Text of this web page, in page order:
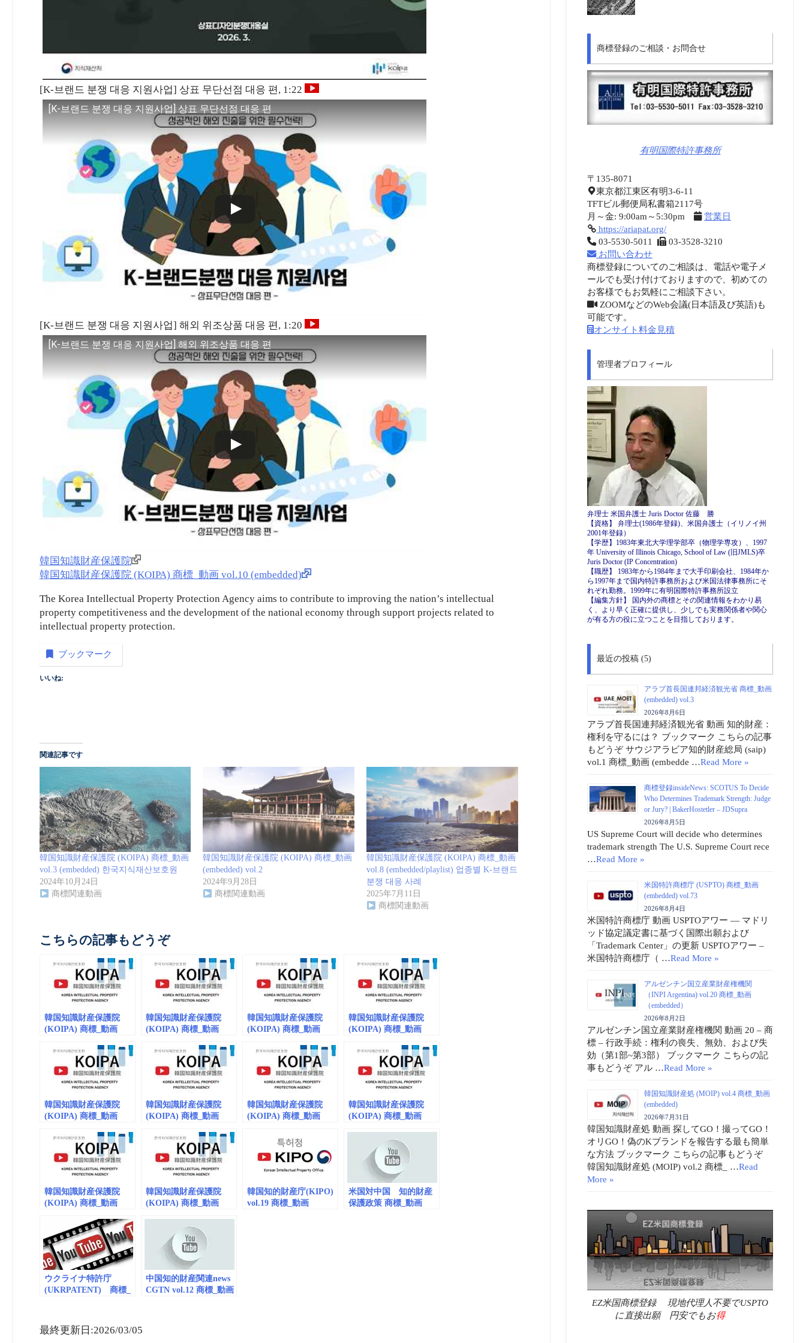
[K-브랜드 분쟁 대응 지원사업] 상표 무단선점 대응 편, 1:22
[K-브랜드 분쟁 대응 지원사업] 상표 무단선점 대응 편
[K-브랜드 분쟁 대응 지원사업] 해외 위조상품 대응 편, 1:20
[K-브랜드 분쟁 대응 지원사업] 해외 위조상품 대응 편
韓国知識財産保護院
韓国知識財産保護院 (KOIPA) 商標_動画 vol.10 (embedded)
The Korea Intellectual Property Protection Agency aims to contribute to improving the nation’s intellectual
property competitiveness and the development of the national economy through support projects related to
intellectual property protection.
ブックマーク
いいね:
関連記事です
韓国知識財産保護院 (KOIPA) 商標_動画
vol.3 (embedded) 한국지식재산보호원
2024年10月24日
商標関連動画
韓国知識財産保護院 (KOIPA) 商標_動画
(embedded) vol.2
2024年9月28日
商標関連動画
韓国知識財産保護院 (KOIPA) 商標_動画
vol.8 (embedded/playlist) 업종별 K-브랜드
분쟁 대응 사례
2025年7月11日
商標関連動画
こちらの記事もどうぞ
韓国知識財産保護院
(KOIPA) 商標_動画
지식재산보호원
韓国知識財産保護院
(KOIPA) 商標_動画
韓国知識財産保護院
(KOIPA) 商標_動画
韓国知識財産保護院
(KOIPA) 商標_動画
(embedded/playlist) K-
브랜드 보호 민·관 협의
회 공동 릴레이 캠페인
韓国知識財産保護院
(KOIPA) 商標_動画
식재산 보호 SONG!
韓国知識財産保護院
(KOIPA) 商標_動画
(embedded/playlist) 업
종별 K-브랜드 분쟁 대
응 사례
韓国知識財産保護院
(KOIPA) 商標_動画
지식재산보호원
韓国知識財産保護院
(KOIPA) 商標_動画
지식재산보호원
韓国知識財産保護院
(KOIPA) 商標_動画
지식재산보호원
韓国知識財産保護院
(KOIPA) 商標_動画
식재산보호원
韓国知的財産庁(KIPO)
vol.19 商標_動画
米国対中国 知的財産
保護政策 商標_動画
ウクライナ特許庁
(UKRPATENT) 商標_
中国知的財産関連news
CGTN vol.12 商標_動画
最終更新日:2026/03/05
商標登録のご相談・お問合せ
有明国際特許事務所
〒135-8071
東京都江東区有明3-6-11
TFTビル郵便局私書箱2117号
月～金: 9:00am～5:30pm
営業日
https://ariapat.org/
03-5530-5011
03-3528-3210
お問い合わせ
商標登録についてのご相談は、電話や電子メ
ールでも受け付けておりますので、初めての
お客様でもお気軽にご相談下さい。
ZOOMなどのWeb会議(日本語及び英語)も
可能です。
オンサイト料金見積
管理者プロフィール
弁理士 米国弁護士 Juris Doctor 佐藤 勝
【資格】 弁理士(1986年登録)、米国弁護士（イリノイ州
2001年登録）
【学歴】1983年東北大学理学部卒（物理学専攻）、1997
年 University of Illinois Chicago, School of Law (旧JMLS)卒
Juris Doctor (IP Concentration)
【職歴】 1983年から1984年まで大手印刷会社、1984年か
ら1997年まで国内特許事務所および米国法律事務所にそ
れぞれ勤務。1999年に有明国際特許事務所設立
【編集方針】 国内外の商標とその関連情報をわかり易
く、より早く正確に提供し、少しでも実務関係者や関心
が有る方の役に立つことを目指しております。
最近の投稿 (5)
アラブ首長国連邦経済観光省 商標_動画
(embedded) vol.3
2026年8月6日
アラブ首長国連邦経済観光省 動画 知的財産：
権利を守るには？ ブックマーク こちらの記事
もどうぞ サウジアラビア知的財産総局 (saip)
vol.1 商標_動画 (embedde …Read More »
商標登録insideNews: SCOTUS To Decide
Who Determines Trademark Strength: Judge
or Jury? | BakerHostetler – JDSupra
2026年8月5日
US Supreme Court will decide who determines
trademark strength The U.S. Supreme Court rece
…Read More »
米国特許商標庁 (USPTO) 商標_動画
(embedded) vol.73
2026年8月4日
米国特許商標庁 動画 USPTOアワー ― マドリ
ッド協定議定書に基づく国際出願および
「Trademark Center」の更新 USPTOアワー –
米国特許商標庁（ …Read More »
アルゼンチン国立産業財産権機関
（INPI Argentina) vol.20 商標_動画
（embedded）
2026年8月2日
アルゼンチン国立産業財産権機関 動画 20 – 商
標 – 行政手続：権利の喪失、無効、および失
効（第1部~第3部） ブックマーク こちらの記
事もどうぞ アル …Read More »
韓国知識財産処 (MOIP) vol.4 商標_動画
(embedded)
2026年7月31日
韓国知識財産処 動画 探してGO！撮ってGO！
オリGO！偽のKブランドを報告する最も簡単
な方法 ブックマーク こちらの記事もどうぞ
韓国知識財産処 (MOIP) vol.2 商標_ …Read
More »
EZ米国商標登録 現地代理人不要でUSPTO
に直接出願 円安でもお得